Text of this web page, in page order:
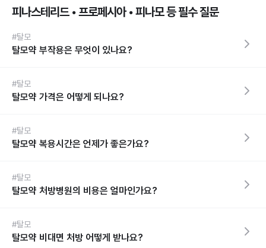
피나스테리드 • 프로페시아 • 피나모 등 필수 질문
#탈모
탈모약 부작용은 무엇이 있나요?
#탈모
탈모약 가격은 어떻게 되나요?
#탈모
탈모약 복용시간은 언제가 좋은가요?
#탈모
탈모약 처방병원의 비용은 얼마인가요?
#탈모
탈모약 비대면 처방 어떻게 받나요?